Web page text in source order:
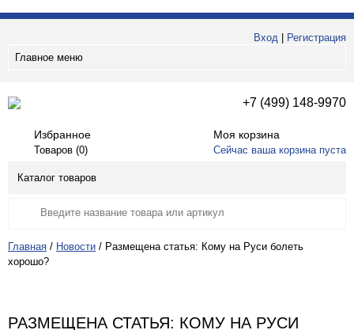
Вход
Регистрация
Главное меню
+7 (499) 148-9970
Избранное
Товаров (0)
Моя корзина
Сейчас ваша корзина пуста
Каталог товаров
Главная / Новости / Размещена статья: Кому на Руси болеть
хорошо?
РАЗМЕЩЕНА СТАТЬЯ: КОМУ НА РУСИ